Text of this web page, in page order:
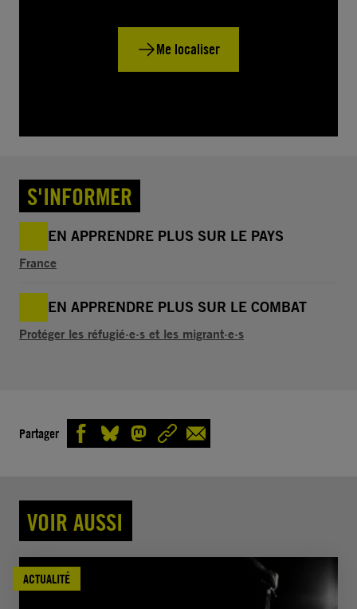
Me localiser
S'INFORMER
EN APPRENDRE PLUS SUR LE PAYS
France
EN APPRENDRE PLUS SUR LE COMBAT
Protéger les réfugié·e·s et les migrant·e·s
Partager
VOIR AUSSI
ACTUALITÉ